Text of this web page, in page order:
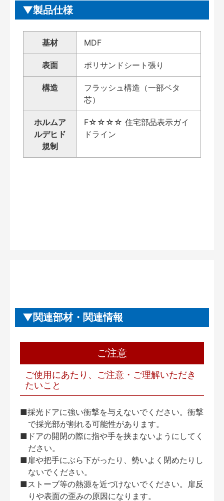
製品仕様
基材 MDF
表面 ポリサンドシート張り
構造
フラッシュ構造（一部ベタ
芯）
ホルムア
ルデヒド
規制
F☆☆☆☆ 住宅部品表示ガイ
ドライン
関連部材・関連情報
ご注意
ご使用にあたり、ご注意・ご理解いただき
たいこと
■採光ドアに強い衝撃を与えないでください。衝撃
で採光部が割れる可能性があります。
■ドアの開閉の際に指や手を挟まないようにしてく
ださい。
■扉や把手にぶら下がったり、勢いよく閉めたりし
ないでください。
■ストーブ等の熱源を近づけないでください。扉反
りや表面の歪みの原因になります。